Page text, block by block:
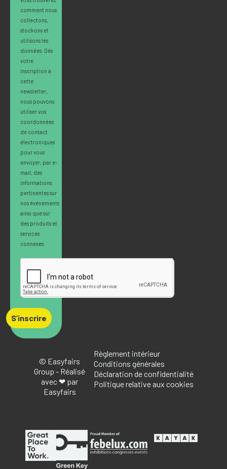
comment nous
collectons,
stockons et
utilisons les
données. Dès
votre
inscription à
cette
newsletter,
nous pouvons
utiliser vos
coordonnées
de contact
électroniques
pour vous
envoyer, par e-
mail, des
informations
pertinentes sur
nos événements
ainsi que sur
des produits et
services
connexes.
S’inscrire
© Easyfairs
Group - Réalisé
avec ❤ par
Easyfairs
Règlement intérieur
Conditions générales
Déclaration de confidentialité
Politique relative aux cookies